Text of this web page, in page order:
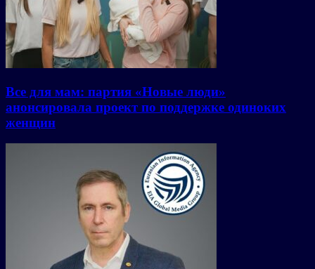
Все для мам: партия «Новые люди»
анонсировала проект по поддержке одиноких
женщин